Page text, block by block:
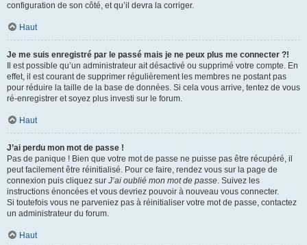
configuration de son côté, et qu’il devra la corriger.
Haut
Je me suis enregistré par le passé mais je ne peux plus me connecter ?!
Il est possible qu’un administrateur ait désactivé ou supprimé votre compte. En
effet, il est courant de supprimer régulièrement les membres ne postant pas
pour réduire la taille de la base de données. Si cela vous arrive, tentez de vous
ré-enregistrer et soyez plus investi sur le forum.
Haut
J’ai perdu mon mot de passe !
Pas de panique ! Bien que votre mot de passe ne puisse pas être récupéré, il
peut facilement être réinitialisé. Pour ce faire, rendez vous sur la page de
connexion puis cliquez sur J’ai oublié mon mot de passe. Suivez les
instructions énoncées et vous devriez pouvoir à nouveau vous connecter.
Si toutefois vous ne parveniez pas à réinitialiser votre mot de passe, contactez
un administrateur du forum.
Haut